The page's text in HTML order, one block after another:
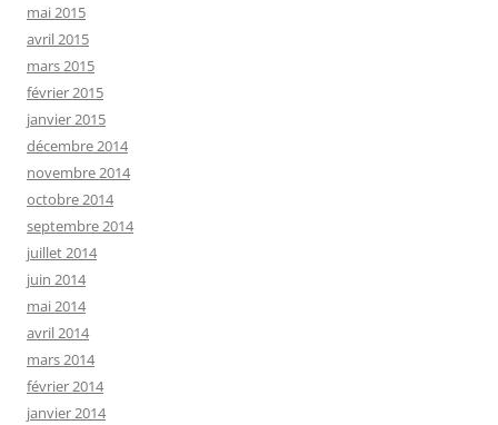
mai 2015
avril 2015
mars 2015
février 2015
janvier 2015
décembre 2014
novembre 2014
octobre 2014
septembre 2014
juillet 2014
juin 2014
mai 2014
avril 2014
mars 2014
février 2014
janvier 2014